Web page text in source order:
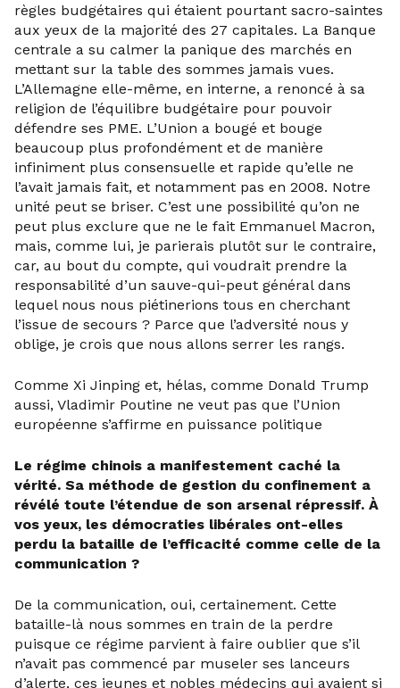
règles budgétaires qui étaient pourtant sacro-saintes
aux yeux de la majorité des 27 capitales. La Banque
centrale a su calmer la panique des marchés en
mettant sur la table des sommes jamais vues.
L’Allemagne elle-même, en interne, a renoncé à sa
religion de l’équilibre budgétaire pour pouvoir
défendre ses PME. L’Union a bougé et bouge
beaucoup plus profondément et de manière
infiniment plus consensuelle et rapide qu’elle ne
l’avait jamais fait, et notamment pas en 2008. Notre
unité peut se briser. C’est une possibilité qu’on ne
peut plus exclure que ne le fait Emmanuel Macron,
mais, comme lui, je parierais plutôt sur le contraire,
car, au bout du compte, qui voudrait prendre la
responsabilité d’un sauve-qui-peut général dans
lequel nous nous piétinerions tous en cherchant
l’issue de secours ? Parce que l’adversité nous y
oblige, je crois que nous allons serrer les rangs.
Comme Xi Jinping et, hélas, comme Donald Trump
aussi, Vladimir Poutine ne veut pas que l’Union
européenne s’affirme en puissance politique
Le régime chinois a manifestement caché la
vérité. Sa méthode de gestion du confinement a
révélé toute l’étendue de son arsenal répressif. À
vos yeux, les démocraties libérales ont-elles
perdu la bataille de l’efficacité comme celle de la
communication ?
De la communication, oui, certainement. Cette
bataille-là nous sommes en train de la perdre
puisque ce régime parvient à faire oublier que s’il
n’avait pas commencé par museler ses lanceurs
d’alerte, ces jeunes et nobles médecins qui avaient si